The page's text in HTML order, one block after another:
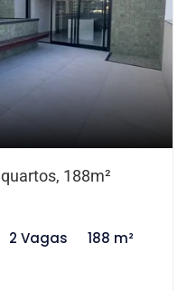
188m²
2 Vagas 188 m²